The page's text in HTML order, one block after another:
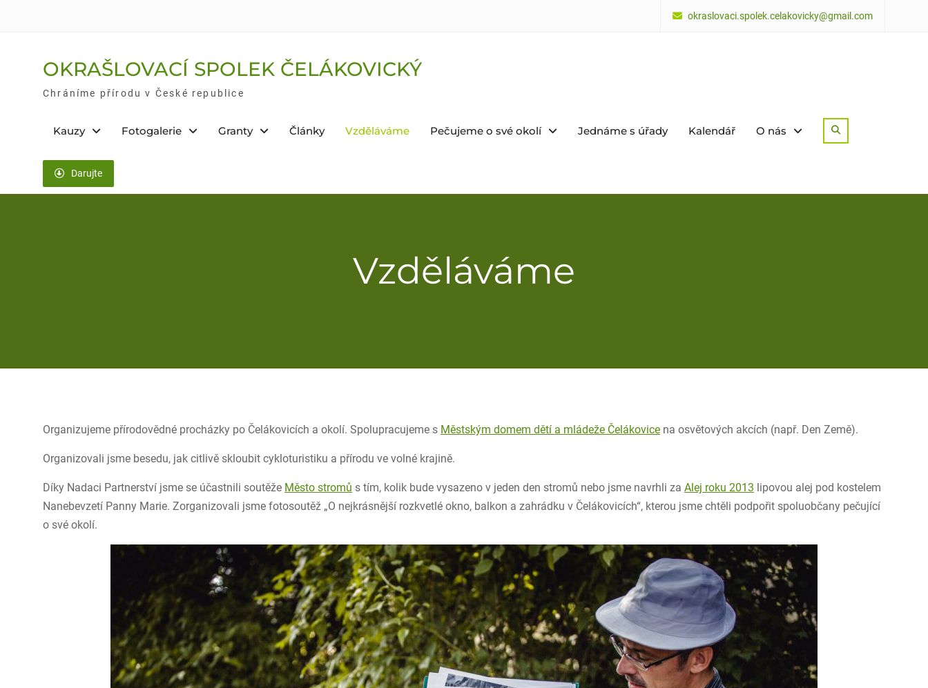
okraslovaci.spolek.celakovicky@gmail.com
OKRAŠLOVACÍ SPOLEK ČELÁKOVICKÝ
Chráníme přírodu v České republice
Kauzy Fotogalerie Granty Články Vzděláváme Pečujeme o své okolí Jednáme s úřady Kalendář O nás
Darujte
Vzděláváme
Organizujeme přírodovědné procházky po Čelákovicích a okolí. Spolupracujeme s Městským domem dětí a mládeže Čelákovice na osvětových akcích (např. Den Země).
Organizovali jsme besedu, jak citlivě skloubit cykloturistiku a přírodu ve volné krajině.
Díky Nadaci Partnerství jsme se účastnili soutěže Město stromů s tím, kolik bude vysazeno v jeden den stromů nebo jsme navrhli za Alej roku 2013 lipovou alej pod kostelem
Nanebevzetí Panny Marie. Zorganizovali jsme fotosoutěž „O nejkrásnější rozkvetlé okno, balkon a zahrádku v Čelákovicích“, kterou jsme chtěli podpořit spoluobčany pečující
o své okolí.